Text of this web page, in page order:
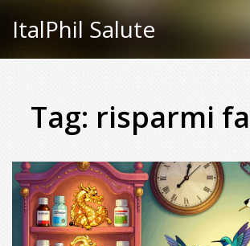
ItalPhil Salute
Tag: risparmi